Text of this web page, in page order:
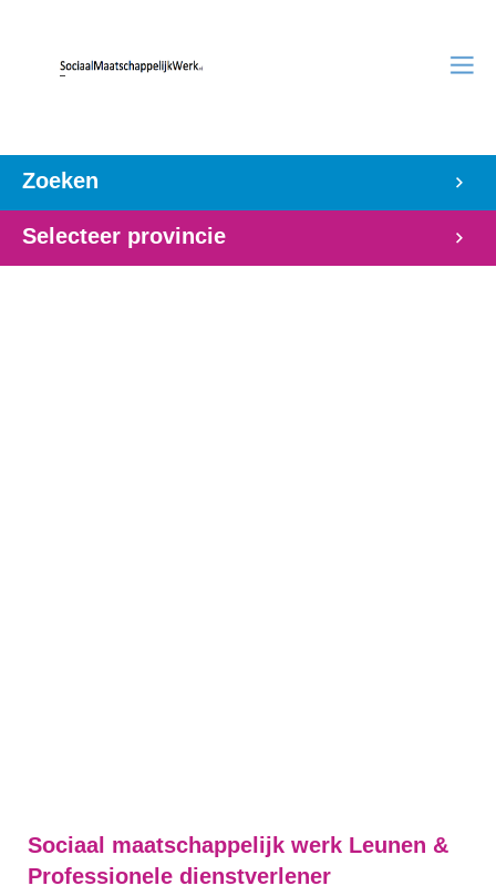
Zoeken
Selecteer provincie
Sociaal maatschappelijk werk Leunen &
Professionele dienstverlener